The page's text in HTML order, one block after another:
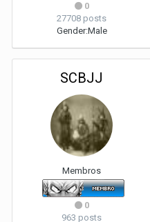
0
27708 posts
Gender:Male
SCBJJ
Membros
0
963 posts